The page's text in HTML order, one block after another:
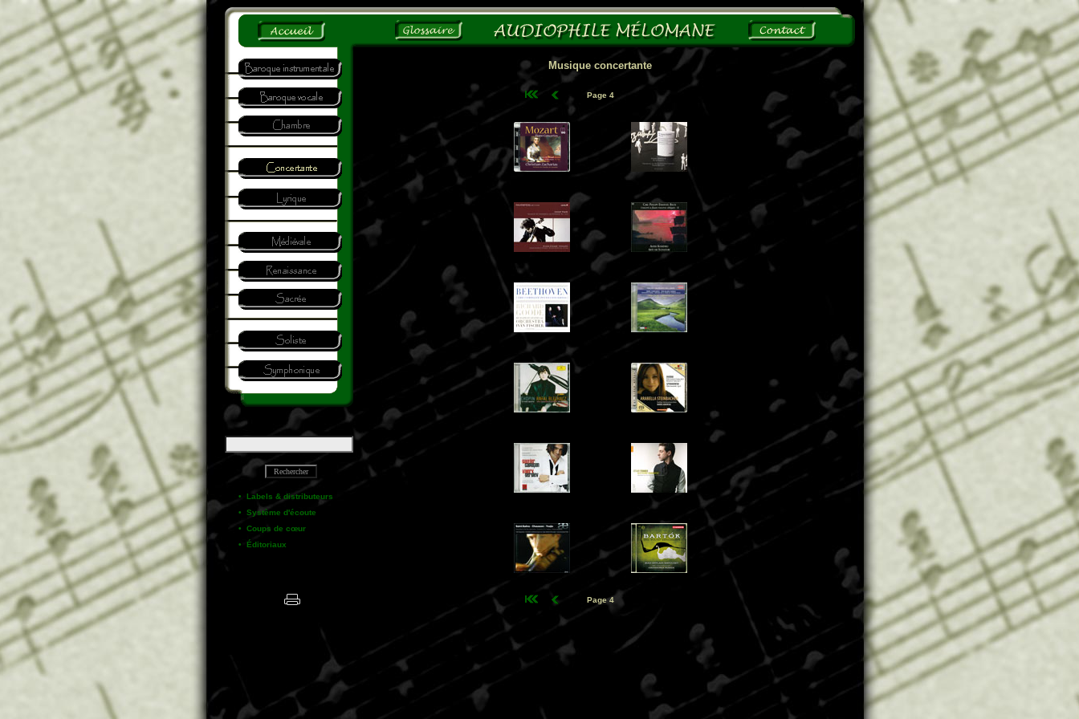
• Labels & distributeurs
• Système d'écoute
• Coups de cœur
• Éditoriaux
Musique concertante
Page 4
Page 4